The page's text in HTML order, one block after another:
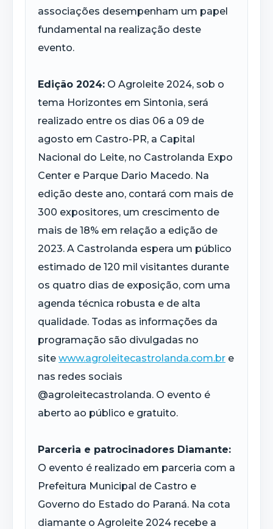
associações desempenham um papel
fundamental na realização deste
evento.
Edição 2024: O Agroleite 2024, sob o
tema Horizontes em Sintonia, será
realizado entre os dias 06 a 09 de
agosto em Castro-PR, a Capital
Nacional do Leite, no Castrolanda Expo
Center e Parque Dario Macedo. Na
edição deste ano, contará com mais de
300 expositores, um crescimento de
mais de 18% em relação a edição de
2023. A Castrolanda espera um público
estimado de 120 mil visitantes durante
os quatro dias de exposição, com uma
agenda técnica robusta e de alta
qualidade. Todas as informações da
programação são divulgadas no
site www.agroleitecastrolanda.com.br e
nas redes sociais
@agroleitecastrolanda. O evento é
aberto ao público e gratuito.
Parceria e patrocinadores Diamante:
O evento é realizado em parceria com a
Prefeitura Municipal de Castro e
Governo do Estado do Paraná. Na cota
diamante o Agroleite 2024 recebe a